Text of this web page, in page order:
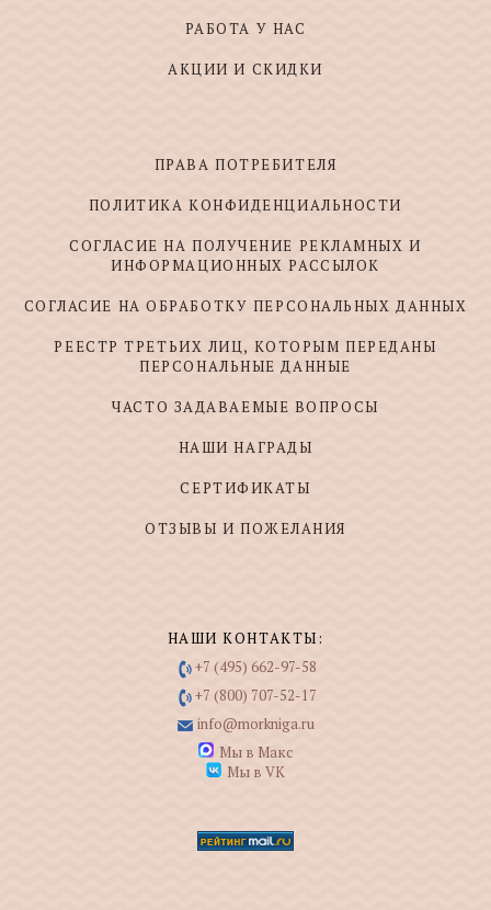
РАБОТА У НАС
АКЦИИ И СКИДКИ
ПРАВА ПОТРЕБИТЕЛЯ
ПОЛИТИКА КОНФИДЕНЦИАЛЬНОСТИ
СОГЛАСИЕ НА ПОЛУЧЕНИЕ РЕКЛАМНЫХ И
ИНФОРМАЦИОННЫХ РАССЫЛОК
СОГЛАСИЕ НА ОБРАБОТКУ ПЕРСОНАЛЬНЫХ ДАННЫХ
РЕЕСТР ТРЕТЬИХ ЛИЦ, КОТОРЫМ ПЕРЕДАНЫ
ПЕРСОНАЛЬНЫЕ ДАННЫЕ
ЧАСТО ЗАДАВАЕМЫЕ ВОПРОСЫ
НАШИ НАГРАДЫ
СЕРТИФИКАТЫ
ОТЗЫВЫ И ПОЖЕЛАНИЯ
НАШИ КОНТАКТЫ:
+7 (495) 662-97-58
+7 (800) 707-52-17
info@morkniga.ru
Мы в Макс
Мы в VK